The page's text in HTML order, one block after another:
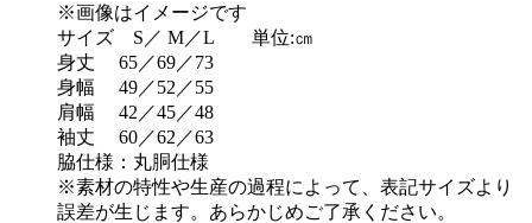
※画像はイメージです
サイズ S／ M／L 単位:㎝
身丈 65／69／73
身幅 49／52／55
肩幅 42／45／48
袖丈 60／62／63
脇仕様：丸胴仕様
※素材の特性や生産の過程によって、表記サイズより
誤差が生じます。あらかじめご了承ください。